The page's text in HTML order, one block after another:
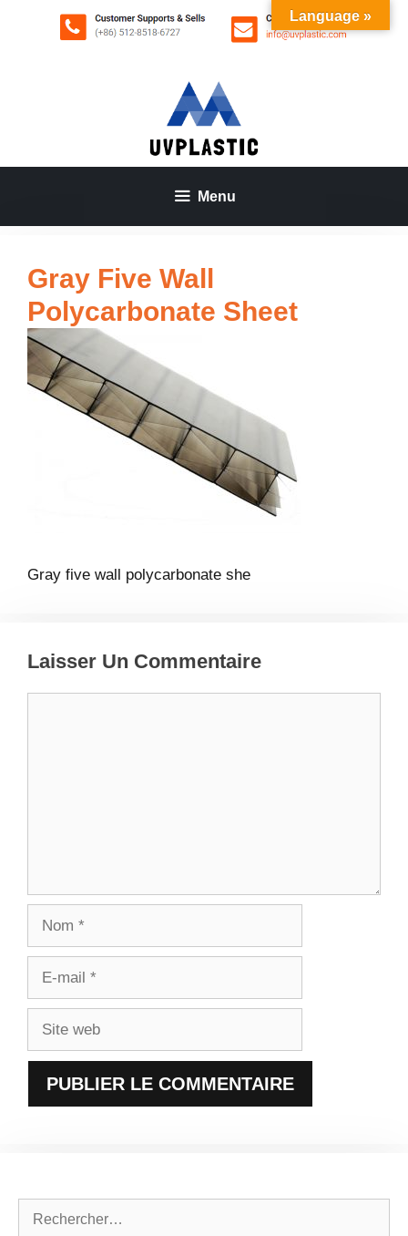
Menu
Gray Five Wall
Polycarbonate Sheet
Gray five wall polycarbonate she
Laisser Un Commentaire
Language »